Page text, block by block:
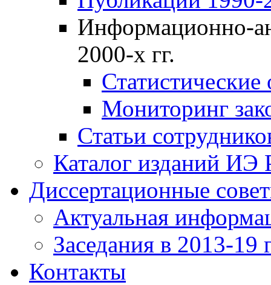
Информационно-
2000-х гг.
Мониторинг
Статьи
Каталог изданий ИЭ
Диссертационные
Актуальная
Заседания в 2013-19
Контакты